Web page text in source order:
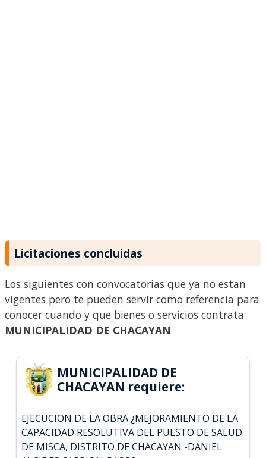
Licitaciones concluidas
Los siguientes con convocatorias que ya no estan
vigentes pero te pueden servir como referencia para
conocer cuando y que bienes o servicios contrata
MUNICIPALIDAD DE CHACAYAN
MUNICIPALIDAD DE
CHACAYAN requiere:
EJECUCION DE LA OBRA ¿MEJORAMIENTO DE LA
CAPACIDAD RESOLUTIVA DEL PUESTO DE SALUD
DE MISCA, DISTRITO DE CHACAYAN -DANIEL